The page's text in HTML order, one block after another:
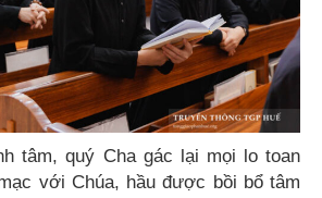
tâm, quý Cha gác lại mọi lo toan
với Chúa, hầu được bồi bổ tâm